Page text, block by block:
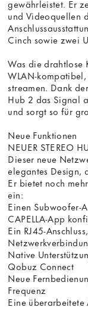
gewährleistet. Er
und Videoquellen
Cinch sowie zwei
Was die drahtlose
WLAN-
streamen. Dank
Hub 2 das Signal
und sorgt so für
Neue Funktionen
NEUER STEREO
Dieser neue
elegantes Design,
Er bietet noch
ein:
Einen Subwoofer-
CAPELLA-App
Ein RJ45-
Native
Qobuz Connect
Neue
Frequenz
Eine